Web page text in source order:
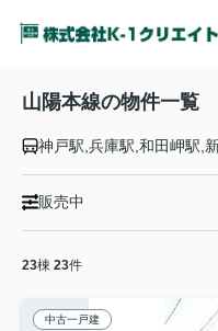
山陽本線の物件一覧
販売中
23棟 23件
中古一戸建